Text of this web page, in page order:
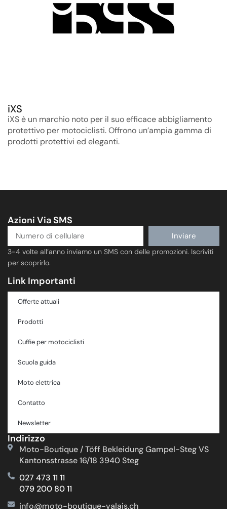
iXS
iXS è un marchio noto per il suo efficace abbigliamento
protettivo per motociclisti. Offrono un’ampia gamma di
prodotti protettivi ed eleganti.
Azioni Via SMS
Inviare
3-4 volte all’anno inviamo un SMS con delle promozioni. Iscriviti
per scoprirlo.
Link Importanti
Offerte attuali
Prodotti
Cuffie per motociclisti
Scuola guida
Moto elettrica
Contatto
Newsletter
Indirizzo
Moto-Boutique / Töff Bekleidung Gampel-Steg VS
Kantonsstrasse 16/18 3940 Steg
027 473 11 11
079 200 80 11
info@moto-boutique-valais.ch